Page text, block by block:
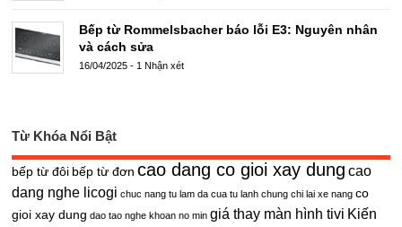
Bếp từ Rommelsbacher báo lỗi E3: Nguyên nhân
và cách sửa
16/04/2025 - 1 Nhận xét
Từ Khóa Nổi Bật
bếp từ đôi bếp từ đơn cao dang co gioi xay dung cao
dang nghe licogi chuc nang tu lam da cua tu lanh chung chi lai xe nang co
gioi xay dung dao tao nghe khoan no min giá thay màn hình tivi Kiến